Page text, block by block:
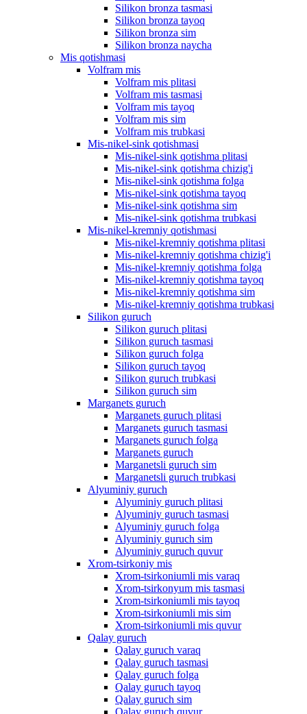
Silikon bronza tasmasi
Silikon bronza tayoq
Silikon bronza sim
Silikon bronza naycha
Mis qotishmasi
Volfram mis
Volfram mis plitasi
Volfram mis tasmasi
Volfram mis tayoq
Volfram mis sim
Volfram mis trubkasi
Mis-nikel-sink qotishmasi
Mis-nikel-sink qotishma plitasi
Mis-nikel-sink qotishma chizig'i
Mis-nikel-sink qotishma folga
Mis-nikel-sink qotishma tayoq
Mis-nikel-sink qotishma sim
Mis-nikel-sink qotishma trubkasi
Mis-nikel-kremniy qotishmasi
Mis-nikel-kremniy qotishma plitasi
Mis-nikel-kremniy qotishma chizig'i
Mis-nikel-kremniy qotishma folga
Mis-nikel-kremniy qotishma tayoq
Mis-nikel-kremniy qotishma sim
Mis-nikel-kremniy qotishma trubkasi
Silikon guruch
Silikon guruch plitasi
Silikon guruch tasmasi
Silikon guruch folga
Silikon guruch tayoq
Silikon guruch trubkasi
Silikon guruch sim
Marganets guruch
Marganets guruch plitasi
Marganets guruch tasmasi
Marganets guruch folga
Marganets guruch
Marganetsli guruch sim
Marganetsli guruch trubkasi
Alyuminiy guruch
Alyuminiy guruch plitasi
Alyuminiy guruch tasmasi
Alyuminiy guruch folga
Alyuminiy guruch sim
Alyuminiy guruch quvur
Xrom-tsirkoniy mis
Xrom-tsirkoniumli mis varaq
Xrom-tsirkonyum mis tasmasi
Xrom-tsirkoniumli mis tayoq
Xrom-tsirkoniumli mis sim
Xrom-tsirkoniumli mis quvur
Qalay guruch
Qalay guruch varaq
Qalay guruch tasmasi
Qalay guruch folga
Qalay guruch tayoq
Qalay guruch sim
Qalay guruch quvur